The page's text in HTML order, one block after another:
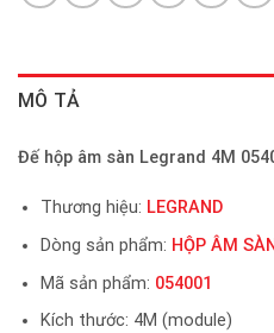
MÔ TẢ
Đế hộp âm sàn Legrand 4M
Thương hiệu: LEGRAND
Dòng sản phẩm: HỘP ÂM SÀN
Mã sản phẩm: 054001
Kích thước: 4M (module)